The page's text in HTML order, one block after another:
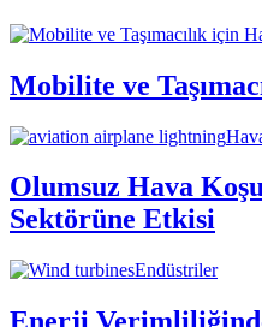
Mobilite ve
Olumsuz Hava
Sektörüne Etkisi
Endüstriler